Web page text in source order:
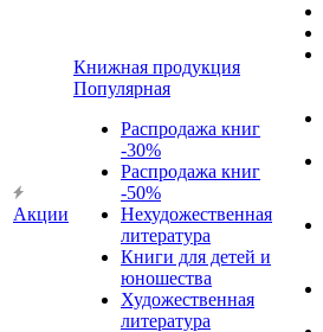
Акции
Книжная продукция
Популярная
Распродажа книг
-30%
Распродажа книг
-50%
Нехудожественная
литература
Книги для детей и
юношества
Художественная
литература